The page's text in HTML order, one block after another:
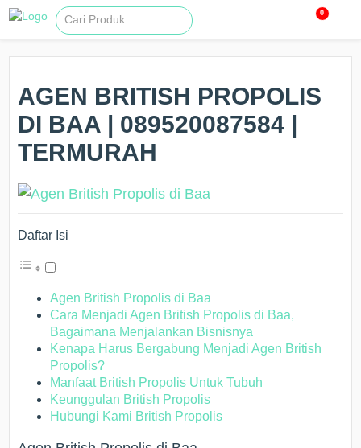
0
AGEN BRITISH PROPOLIS
DI BAA | 089520087584 |
TERMURAH
Daftar Isi
Agen British Propolis di Baa
Cara Menjadi Agen British Propolis di Baa,
Bagaimana Menjalankan Bisnisnya
Kenapa Harus Bergabung Menjadi Agen British
Propolis?
Manfaat British Propolis Untuk Tubuh
Keunggulan British Propolis
Hubungi Kami British Propolis